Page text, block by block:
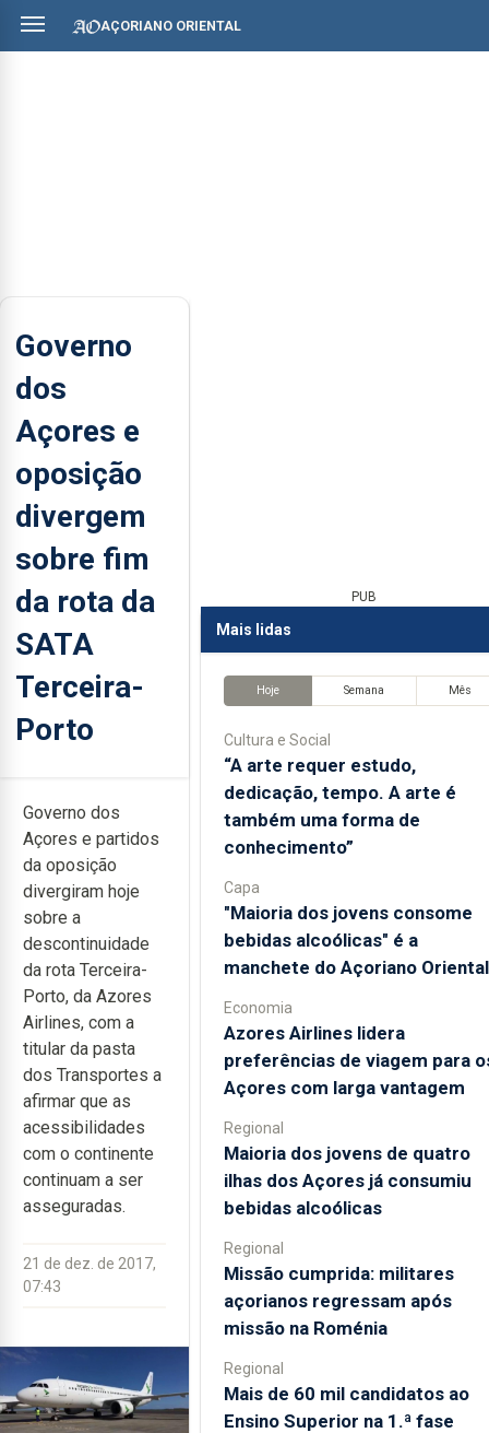
AÇORIANO ORIENTAL
Governo
dos
Açores e
oposição
divergem
sobre fim
da rota da
SATA
Terceira-
Porto
Governo dos
Açores e partidos
da oposição
divergiram hoje
sobre a
descontinuidade
da rota Terceira-
Porto, da Azores
Airlines, com a
titular da pasta
dos Transportes a
afirmar que as
acessibilidades
com o continente
continuam a ser
asseguradas.
21 de dez. de 2017,
07:43
PUB
Mais lidas
Hoje Semana Mês
Cultura e Social
“A arte requer estudo,
dedicação, tempo. A arte é
também uma forma de
conhecimento”
Capa
"Maioria dos jovens consome
bebidas alcoólicas" é a
manchete do Açoriano Oriental
Economia
Azores Airlines lidera
preferências de viagem para
Açores com larga vantagem
Regional
Maioria dos jovens de quatro
ilhas dos Açores já consumiu
bebidas alcoólicas
Regional
Missão cumprida: militares
açorianos regressam após
missão na Roménia
Regional
Mais de 60 mil candidatos ao
Ensino Superior na 1.ª fase